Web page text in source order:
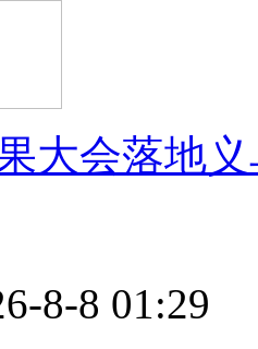
大会落地
8-8 01:29